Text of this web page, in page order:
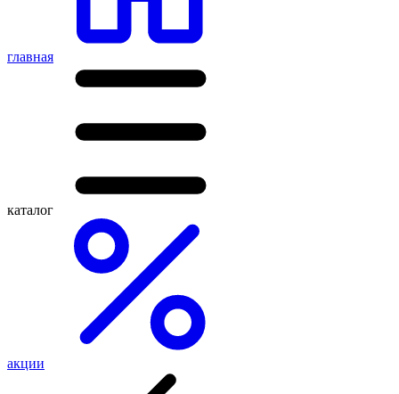
главная
каталог
акции